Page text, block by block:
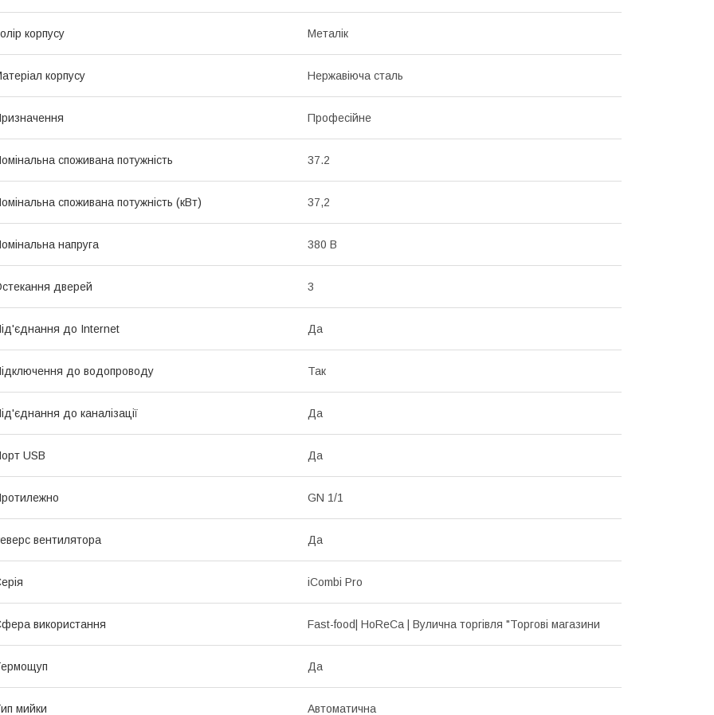
корпусу Металік
корпусу Нержавіюча сталь
Професійне
споживана потужність 37.2
споживана потужність (кВт) 37,2
напруга 380 В
дверей 3
до Internet Да
до водопроводу Так
до каналізації Да
USB Да
GN 1/1
вентилятора Да
iCombi Pro
використання Fast-food| HoReCa | Вулична торгівля "Торгові магазини
Да
мийки Автоматична